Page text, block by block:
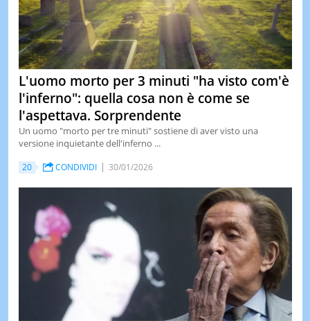
L'uomo morto per 3 minuti "ha visto com'è
l'inferno": quella cosa non è come se
l'aspettava. Sorprendente
Un uomo "morto per tre minuti" sostiene di aver visto una
versione inquietante dell'inferno ...
20 CONDIVIDI 30/01/2026